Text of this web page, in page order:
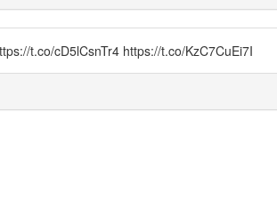
t.co/cD5lCsnTr4 https://t.co/KzC7CuEi7I